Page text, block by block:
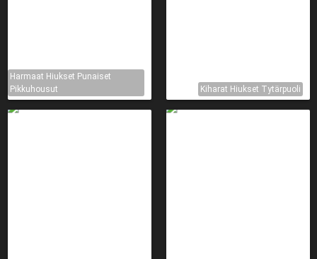
Harmaat Hiukset Punaiset
Pikkuhousut
Kiharat Hiukset Tytärpuoli